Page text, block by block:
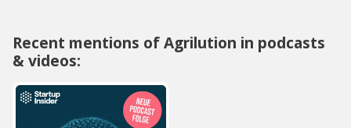
Recent mentions of Agrilution in podcasts
& videos: